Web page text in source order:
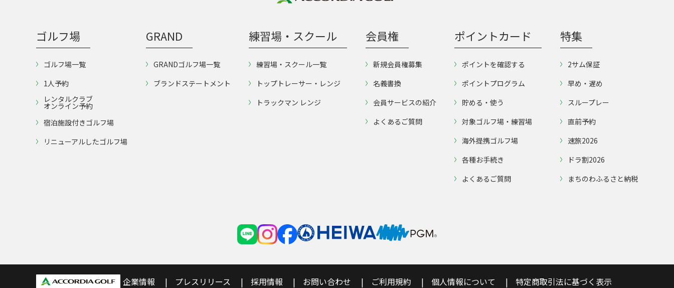
ゴルフ場
ゴルフ場一覧
1人予約
レンタルクラブ
オンライン予約
宿泊施設付きゴルフ場
リニューアルしたゴルフ場
GRAND
GRANDゴルフ場一覧
ブランドステートメント
練習場・スクール
練習場・スクール一覧
トップトレーサー・レンジ
トラックマン レンジ
会員権
新規会員権募集
名義書換
会員サービスの紹介
よくあるご質問
ポイントカード
ポイントを確認する
ポイントプログラム
貯める・使う
対象ゴルフ場・練習場
海外提携ゴルフ場
各種お手続き
よくあるご質問
特集
2サム保証
早め・遅め
スループレー
直前予約
速旅2026
ドラ割2026
まちのわふるさと納税
企業情報 プレスリリース 採用情報 お問い合わせ ご利用規約 個人情報について 特定商取引法に基づく表示